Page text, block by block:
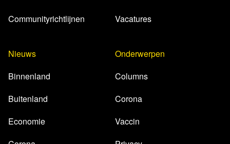
Communityrichtlijnen
Vacatures
Nieuws
Binnenland
Buitenland
Economie
Onderwerpen
Columns
Corona
Vaccin